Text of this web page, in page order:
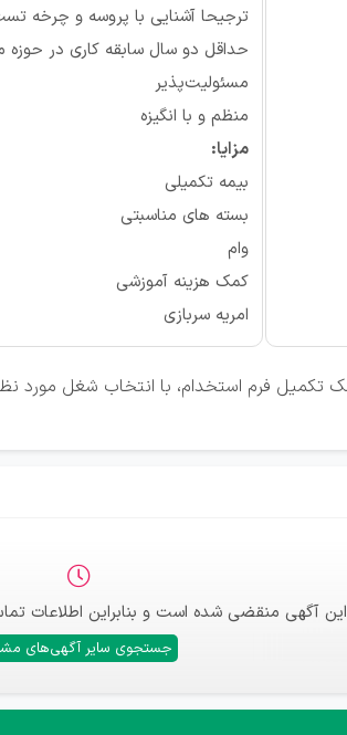
ترجیحا آشنایی با پروسه و چرخه تست
حداقل دو سال سابقه کاری در حوزه
مسئولیت‌پذیر
منظم و با انگیزه
مزایا:
بیمه تکمیلی
بسته های مناسبتی
وام
کمک هزینه آموزشی
امریه سربازی
تکمیل فرم استخدام، با انتخاب شغل مورد
این آگهی منقضی شده است و بنابراین اطلاعات
جستجوی سایر آگهی‌های